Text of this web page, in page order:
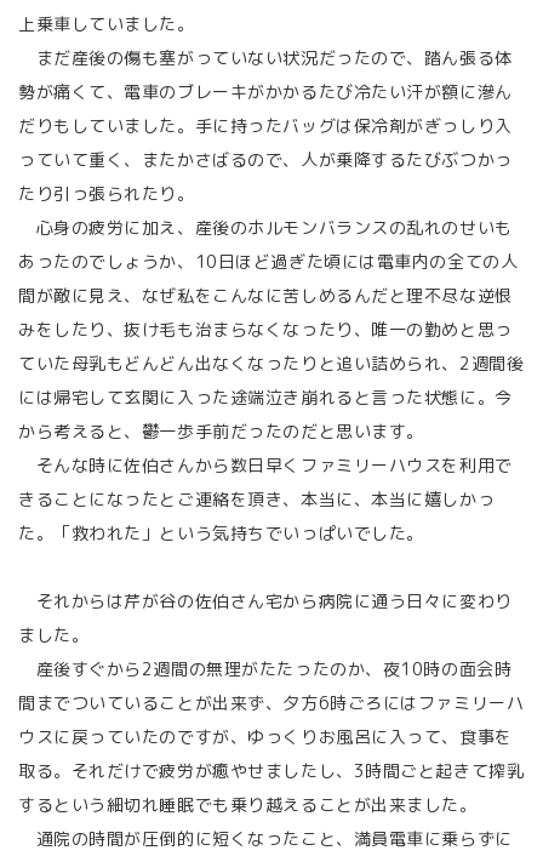
上乗車していました。
まだ産後の傷も塞がっていない状況だったので、踏ん張る体
勢が痛くて、電車のブレーキがかかるたび冷たい汗が額に滲ん
だりもしていました。手に持ったバッグは保冷剤がぎっしり入
っていて重く、またかさばるので、人が乗降するたびぶつかっ
たり引っ張られたり。
心身の疲労に加え、産後のホルモンバランスの乱れのせいも
あったのでしょうか、10日ほど過ぎた頃には電車内の全ての人
間が敵に見え、なぜ私をこんなに苦しめるんだと理不尽な逆恨
みをしたり、抜け毛も治まらなくなったり、唯一の勤めと思っ
ていた母乳もどんどん出なくなったりと追い詰められ、2週間後
には帰宅して玄関に入った途端泣き崩れると言った状態に。今
から考えると、鬱一歩手前だったのだと思います。
そんな時に佐伯さんから数日早くファミリーハウスを利用で
きることになったとご連絡を頂き、本当に、本当に嬉しかっ
た。「救われた」という気持ちでいっぱいでした。
それからは芹が谷の佐伯さん宅から病院に通う日々に変わり
ました。
産後すぐから2週間の無理がたたったのか、夜10時の面会時
間までついていることが出来ず、夕方6時ごろにはファミリーハ
ウスに戻っていたのですが、ゆっくりお風呂に入って、食事を
取る。それだけで疲労が癒やせましたし、3時間ごと起きて搾乳
するという細切れ睡眠でも乗り越えることが出来ました。
通院の時間が圧倒的に短くなったこと、満員電車に乗らずに